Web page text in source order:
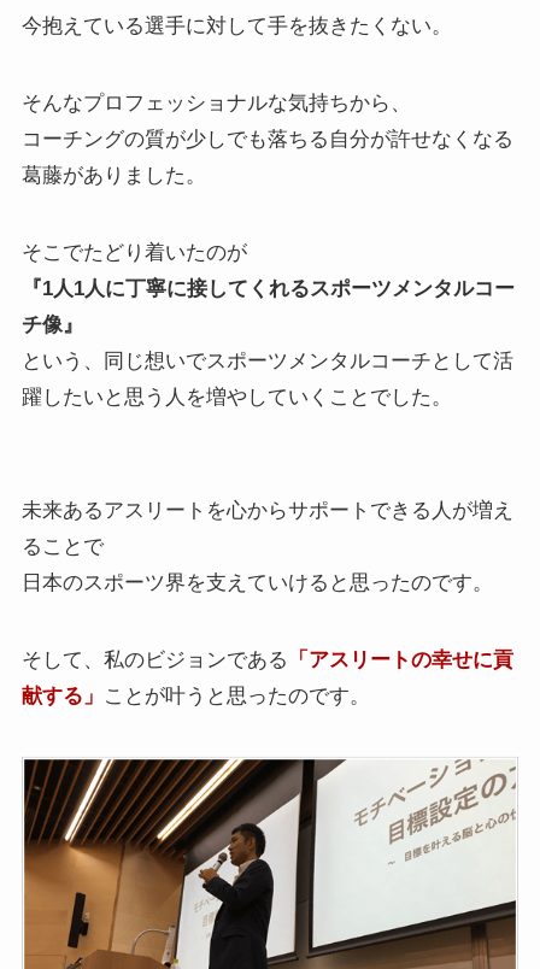
今抱えている選手に対して手を抜きたくない。
そんなプロフェッショナルな気持ちから、
コーチングの質が少しでも落ちる自分が許せなくなる
葛藤がありました。
そこでたどり着いたのが
『1人1人に丁寧に接してくれるスポーツメンタルコー
チ像』
という、同じ想いでスポーツメンタルコーチとして活
躍したいと思う人を増やしていくことでした。
未来あるアスリートを心からサポートできる人が増え
ることで
日本のスポーツ界を支えていけると思ったのです。
そして、私のビジョンである
「アスリートの幸せに貢
献する」 ことが叶うと思ったのです。